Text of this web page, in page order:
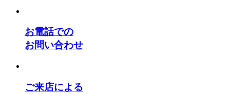
お電話での
お問い合わせ
ご来店による